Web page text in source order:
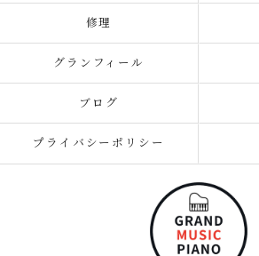
修理
グランフィール
ブログ
プライバシーポリシー